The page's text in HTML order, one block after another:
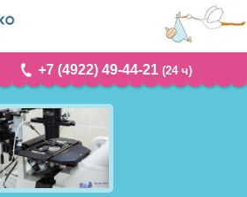
+7 (4922) 49-44-21 (24 ч)